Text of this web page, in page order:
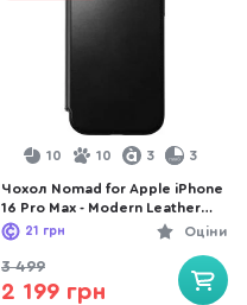
10 10 3 3
Чохол Nomad for Apple iPhone
16 Pro Max - Modern Leather
Folio Horween Black
(NM01672685)
Оціни
21 грн
3 499
2 199 грн